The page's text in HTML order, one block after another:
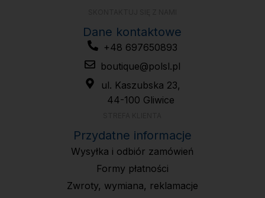
Dane kontaktowe
+48 697650893
boutique@polsl.pl
ul. Kaszubska 23,
44-100 Gliwice
Przydatne informacje
Wysyłka i odbiór zamówień
Formy płatności
Zwroty, wymiana, reklamacje